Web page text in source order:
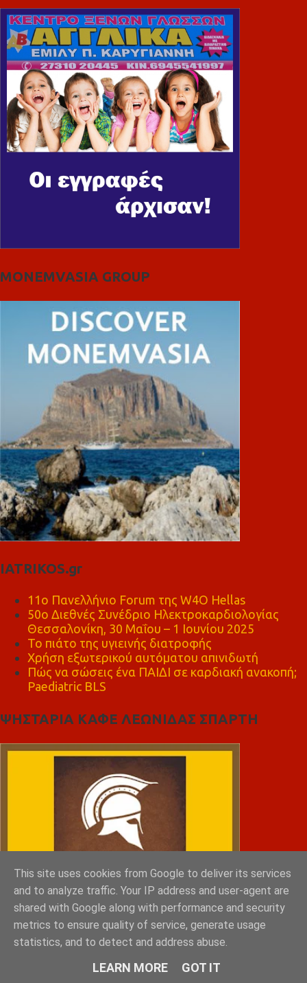
MONEMVASIA GROUP
IATRIKOS.gr
11ο Πανελλήνιο Forum της W4O Hellas
50ο Διεθνές Συνέδριο Ηλεκτροκαρδιολογίας
Θεσσαλονίκη, 30 Μαΐου – 1 Ιουνίου 2025
Το πιάτο της υγιεινής διατροφής
Χρήση εξωτερικού αυτόματου απινιδωτή
Πώς να σώσεις ένα ΠΑΙΔΙ σε καρδιακή ανακοπή;
Paediatric BLS
ΨΗΣΤΑΡΙΑ ΚΑΦΕ ΛΕΩΝΙΔΑΣ ΣΠΑΡΤΗ
This site uses cookies from Google to deliver its services
and to analyze traffic. Your IP address and user-agent are
shared with Google along with performance and security
metrics to ensure quality of service, generate usage
statistics, and to detect and address abuse.
LEARN MORE GOT IT